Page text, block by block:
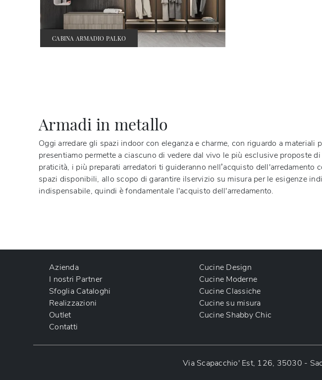
CABINA ARMADIO PALKO
Armadi in metallo
Oggi arredare gli spazi indoor con eleganza e charme, con riguardo a
presentiamo permette a ciascuno di vedere dal vivo le più esclusive proposte di
praticità, i più preparati arredatori ti guideranno nell’acquisto
spazi disponibili, allo scopo di garantire ilservizio su misura per le esigenze
indispensabile, quindi è fondamentale l'acquisto dell'arredamento.
Azienda
I nostri Partner
Sfoglia Cataloghi
Realizzazioni
Outlet
Contatti
Cucine Design
Cucine Moderne
Cucine Classiche
Cucine su misura
Cucine Shabby Chic
Via Scapacchio' Est, 126, 35030 -